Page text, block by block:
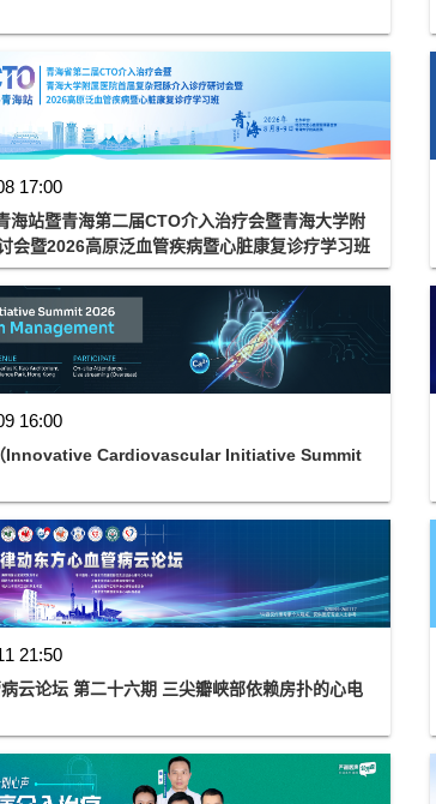
17:00
海站暨青海第二届CTO介入治疗会暨青海大学附
会暨2026高原泛血管疾病暨心脏康复诊疗学习班
16:00
Innovative Cardiovascular Initiative Summit
21:50
云论坛 第二十六期 三尖瓣峡部依赖房扑的心电